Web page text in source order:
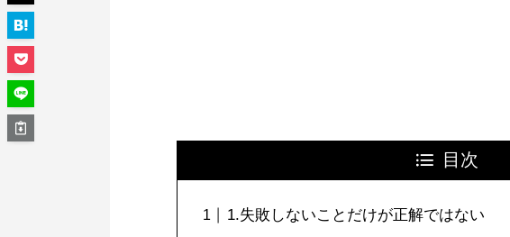
目次
1.失敗しないことだけが正解ではない